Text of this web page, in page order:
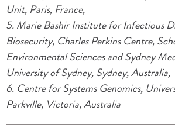
Unit, Paris, France,
5. Marie Bashir Institute for Infectious
Biosecurity, Charles Perkins Centre,
Environmental Sciences and Sydney
University of Sydney, Sydney, Australia,
6. Centre for Systems Genomics,
Parkville, Victoria, Australia